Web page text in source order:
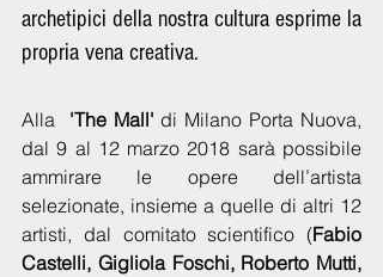
archetipici della nostra cultura esprime la
propria vena creativa.
Alla 'The Mall' di Milano Porta Nuova,
dal 9 al 12 marzo 2018 sarà possibile
ammirare le opere dell’artista
selezionate, insieme a quelle di altri 12
artisti, dal comitato scientifico (Fabio
Castelli, Gigliola Foschi, Roberto Mutti,